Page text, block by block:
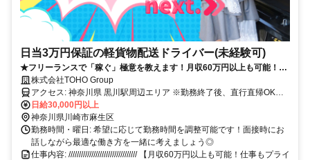
日当3万円保証の軽貨物配送ドライバー(未経験可)
★フリーランスで「稼ぐ」極意を教えます！月収60万円以上も可能！普
通免許(AT)だけでOK！車両レンタル有り！初期費用0円！働き方の自由
度が高い！給与の週払いもOK！24時間電話等対応可能！
株式会社TOHO Group
アクセス: 神奈川県 黒川駅周辺エリア ※勤務終了後、直行直帰OK！
※車がない方向けにリース制度あり（休日は自家用車として使用
OK！）
日給30,000円以上
神奈川県川崎市麻生区
勤務時間・曜日: 希望に応じて勤務時間を調整可能です！面接時にお
話しながら最適な働き方を一緒に考えましょう◎
仕事内容: ///////////////////////////////// 【月収60万円以上も可能！仕事もプライ